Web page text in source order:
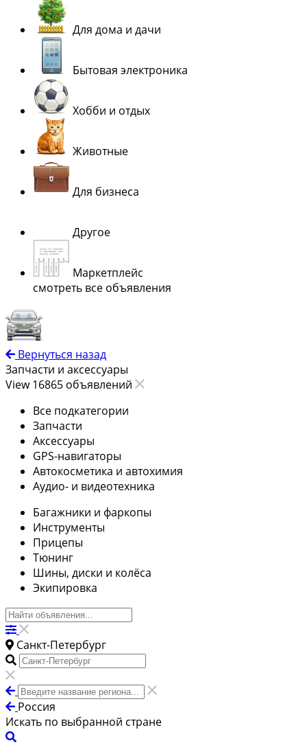
Для дома и дачи
Бытовая электроника
Хобби и отдых
Животные
Для бизнеса
Другое
Маркетплейс
смотреть все объявления
Вернуться назад
Запчасти и аксессуары
View 16865 объявлений
Все подкатегории
Запчасти
Аксессуары
GPS-навигаторы
Автокосметика и автохимия
Аудио- и видеотехника
Багажники и фаркопы
Инструменты
Прицепы
Тюнинг
Шины, диски и колёса
Экипировка
Санкт-Петербург
Россия
Искать по выбранной стране